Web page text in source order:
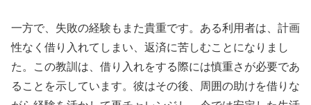
一方で、失敗の経験もまた貴重です。ある利用者は、計画
性なく借り入れてしまい、返済に苦しむことになりまし
た。この教訓は、借り入れをする際には慎重さが必要であ
ることを示しています。彼はその後、周囲の助けを借りな